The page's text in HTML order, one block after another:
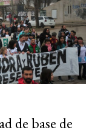
de base de